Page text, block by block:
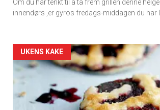
rett
Om du har tenkt til å ta frem grillen denne
innendørs ,er gyros fredags-middagen du har
Artikler
detail
-
UKENS KAKE